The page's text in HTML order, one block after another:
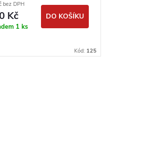
bez DPH
Kč
1 ks
DO KOŠÍKU
Kód: 125